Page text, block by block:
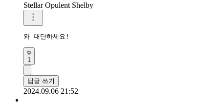
Stellar Opulent Shelby
와 대단하세요!
1
답글 쓰기
2024.09.06 21:52